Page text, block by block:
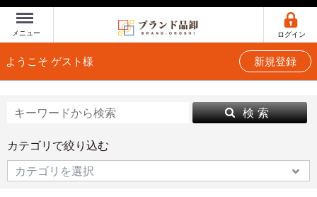
Menu
メニュー ログイン
ようこそ ゲスト様 新規登録
検 索
カテゴリで絞り込む